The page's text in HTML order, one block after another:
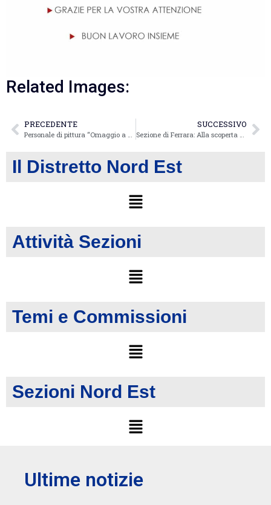
Related Images:
PRECEDENTE
Personale di pittura “Omaggio a Raffaella Cristofori” – Oriago Villa Allegri von Ghega
SUCCESSIVO
Sezione di Ferrara: Alla scoperta di un territorio, di antichi e nuovi saperi e del profumo della storia nel Museo Delta Antico di Comacchio
Il Distretto Nord Est
Attività Sezioni
Temi e Commissioni
Sezioni Nord Est
Ultime notizie